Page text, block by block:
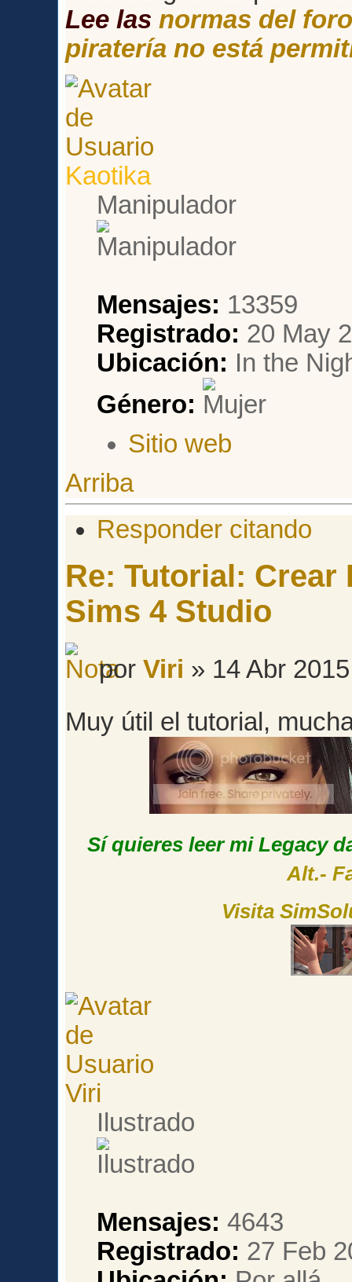
Lee lasnormas del
piratería no está
Kaotika
Manipulador
Mensajes: 13359
Registrado: 20 May
Ubicación: In the
Género:
Sitio web
Arriba
Responder citando
Re: Tutorial: Crear
Sims 4 Studio
porViri » 14 Abr
Muy útil el tutorial,
Sí quieres leer mi Legacy
Alt.-
Visita
Viri
Ilustrado
Mensajes: 4643
Registrado: 27 Feb